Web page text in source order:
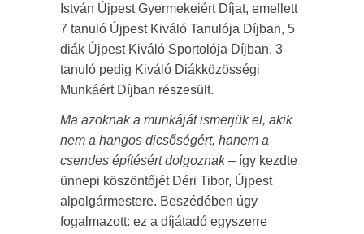
István Újpest Gyermekeiért Díjat, emellett
7 tanuló Újpest Kiváló Tanulója Díjban, 5
diák Újpest Kiváló Sportolója Díjban, 3
tanuló pedig Kiváló Diákközösségi
Munkáért Díjban részesült.
Ma azoknak a munkáját ismerjük el, akik
nem a hangos dicsőségért, hanem a
csendes építésért dolgoznak – így kezdte
ünnepi köszöntőjét Déri Tibor, Újpest
alpolgármestere. Beszédében úgy
fogalmazott: ez a díjátadó egyszerre